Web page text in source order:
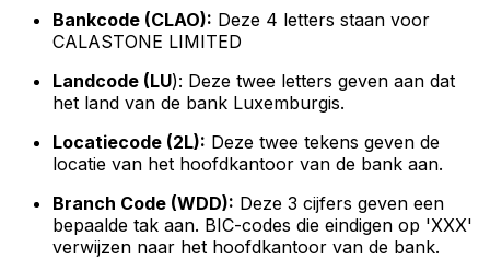
Bankcode (CLAO): Deze 4 letters staan voor
CALASTONE LIMITED
Landcode (LU): Deze twee letters geven aan dat
het land van de bank Luxemburgis.
Locatiecode (2L): Deze twee tekens geven de
locatie van het hoofdkantoor van de bank aan.
Branch Code (WDD): Deze 3 cijfers geven een
bepaalde tak aan. BIC-codes die eindigen op 'XXX'
verwijzen naar het hoofdkantoor van de bank.